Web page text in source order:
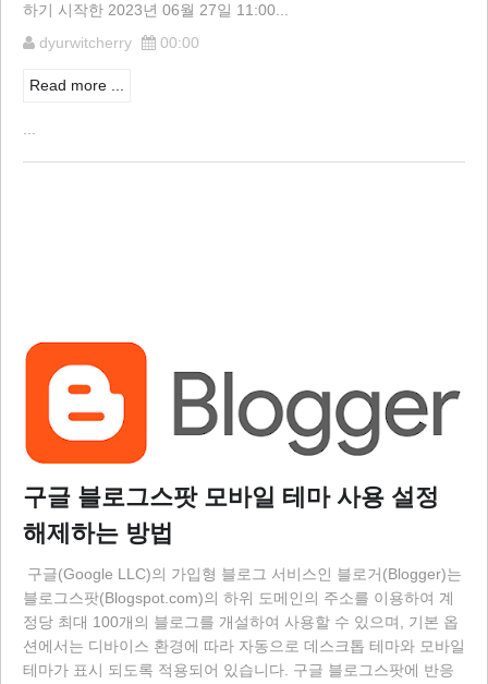
하기 시작한 2023년 06월 27일 11:00...
dyurwitcherry
00:00
Read more ...
...
구글 블로그스팟 모바일 테마 사용 설정
해제하는 방법
구글(Google LLC)의 가입형 블로그 서비스인 블로거(Blogger)는
블로그스팟(Blogspot.com)의 하위 도메인의 주소를 이용하여 계
정당 최대 100개의 블로그를 개설하여 사용할 수 있으며, 기본 옵
션에서는 디바이스 환경에 따라 자동으로 데스크톱 테마와 모바일
테마가 표시 되도록 적용되어 있습니다. 구글 블로그스팟에 반응